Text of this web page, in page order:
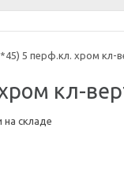
5 перф.кл. хром кл-
кл-
на складе